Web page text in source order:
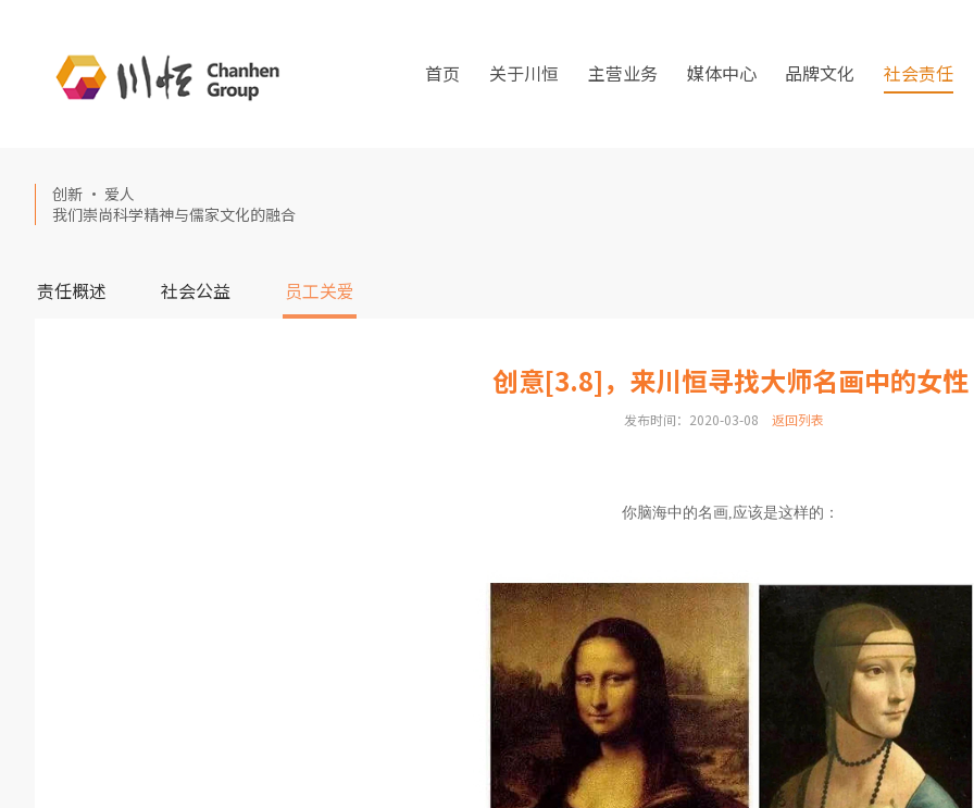
首页 关于川恒 主营业务 媒体中心 品牌文化 社会责任
创新 · 爱人
我们崇尚科学精神与儒家文化的融合
责任概述 社会公益 员工关爱
创意[3.8]，来川恒寻找大师名画中的女性
发布时间：2020-03-08 返回列表
你脑海中的名画,应该是这样的：